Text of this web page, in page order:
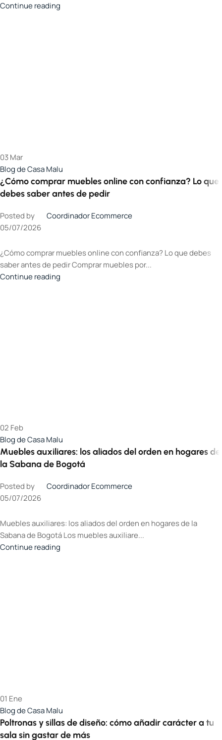
Continue reading
03Mar
Blog de Casa Malu
¿Cómo comprar muebles online con confianza? Lo que
debes saber antes de pedir
Posted by
Coordinador Ecommerce
05/07/2026
¿Cómo comprar muebles online con confianza? Lo que debes
saber antes de pedir Comprar muebles por...
Continue reading
02 Feb
Blog de Casa Malu
Muebles auxiliares: los aliados del orden en hogares de
la Sabana de Bogotá
Posted by
Coordinador Ecommerce
05/07/2026
Muebles auxiliares: los aliados del orden en hogares de la
Sabana de Bogotá Los muebles auxiliare...
Continue reading
01 Ene
Blog de Casa Malu
Poltronas y sillas de diseño: cómo añadir carácter a tu
sala sin gastar de más